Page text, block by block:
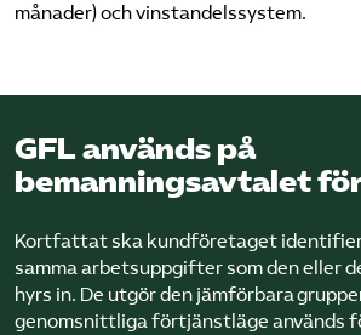
månader) och vinstandelssystem.
GFL används på
bemanningsavtalet
Kortfattat ska kund­företaget
samma arbetsuppgifter som den eller
hyrs in. De utgör den jämförbara
genomsnittliga förtjänstläge används